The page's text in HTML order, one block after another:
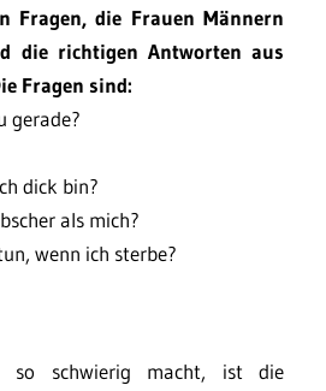
Fragen, die Frauen Männern
die richtigen Antworten aus
Fragen sind:
gerade?
dick bin?
als mich?
wenn ich sterbe?
so schwierig macht, ist die